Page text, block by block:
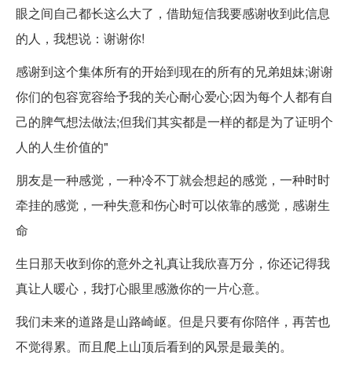
眼之间自己都长这么大了，借助短信我要感谢收到此信息
的人，我想说：谢谢你!
感谢到这个集体所有的开始到现在的所有的兄弟姐妹;谢谢
你们的包容宽容给予我的关心耐心爱心;因为每个人都有自
己的脾气想法做法;但我们其实都是一样的都是为了证明个
人的人生价值的"
朋友是一种感觉，一种冷不丁就会想起的感觉，一种时时
牵挂的感觉，一种失意和伤心时可以依靠的感觉，感谢生
命
生日那天收到你的意外之礼真让我欣喜万分，你还记得我
真让人暖心，我打心眼里感激你的一片心意。
我们未来的道路是山路崎岖。但是只要有你陪伴，再苦也
不觉得累。而且爬上山顶后看到的风景是最美的。